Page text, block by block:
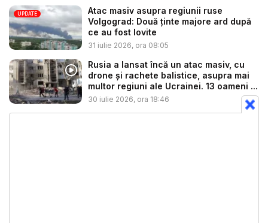
UPDATE
Atac masiv asupra regiunii ruse
Volgograd: Două ținte majore ard după
ce au fost lovite
31 iulie 2026, ora 08:05
Rusia a lansat încă un atac masiv, cu
drone și rachete balistice, asupra mai
multor regiuni ale Ucrainei. 13 oameni ...
30 iulie 2026, ora 18:46